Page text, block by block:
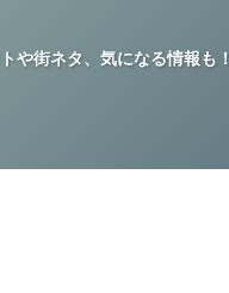
や街ネタ、気になる情報も！